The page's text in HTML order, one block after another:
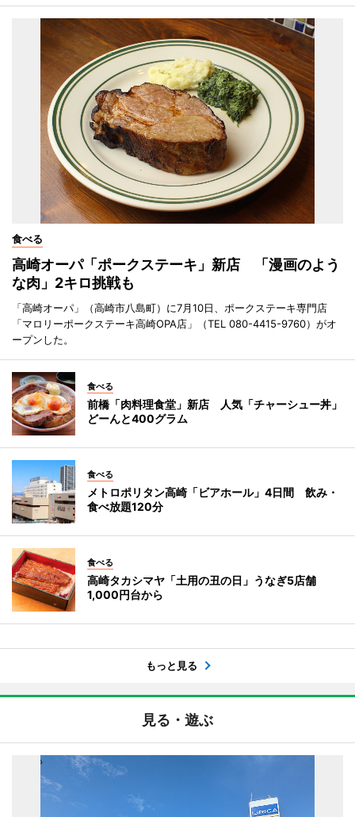
食べる
高崎オーパ「ポークステーキ」新店 「漫画のよう
な肉」2キロ挑戦も
「高崎オーパ」（高崎市八島町）に7月10日、ポークステーキ専門店
「マロリーポークステーキ高崎OPA店」（TEL 080-4415-9760）がオ
ープンした。
食べる
前橋「肉料理食堂」新店 人気「チャーシュー丼」
どーんと400グラム
食べる
メトロポリタン高崎「ビアホール」4日間 飲み・
食べ放題120分
食べる
高崎タカシマヤ「土用の丑の日」うなぎ5店舗
1,000円台から
もっと見る
見る・遊ぶ